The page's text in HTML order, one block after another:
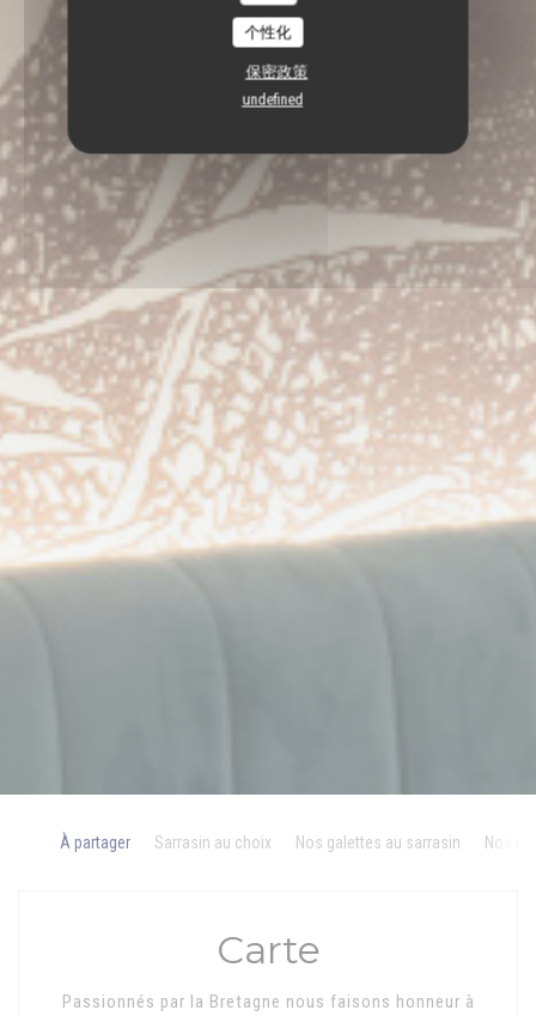
个性化
保密政策
undefined
À partager Sarrasin au choix Nos galettes au sarrasin Nos
Carte
Passionnés par la Bretagne nous faisons honneur à